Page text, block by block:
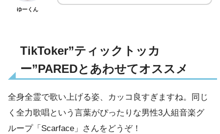
ゆーくん
TikToker”ティックトッカ
ー”PAREDとあわせてオススメ
全身全霊で歌い上げる姿、カッコ良すぎますね。同じ
く全力歌唱という言葉がぴったりな男性3人組音楽グ
ループ「Scarface」さんをどうぞ！